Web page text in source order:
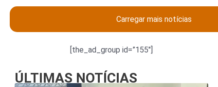
Carregar mais notícias
[the_ad_group id=”155″]
ÚLTIMAS NOTÍCIAS